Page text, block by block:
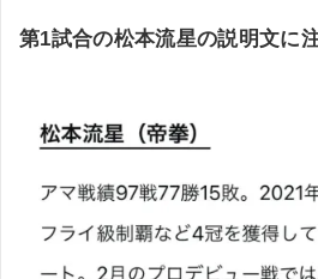
第1試合の松本流星の説明文に注